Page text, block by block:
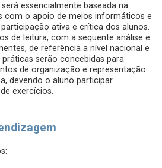
essencialmente baseada na
com o apoio de meios informáticos e
ativa e crítica dos alunos.
de leitura, com a sequente análise e
de referência a nível nacional e
serão concebidas para
de organização e representação
devendo o aluno participar
exercícios.